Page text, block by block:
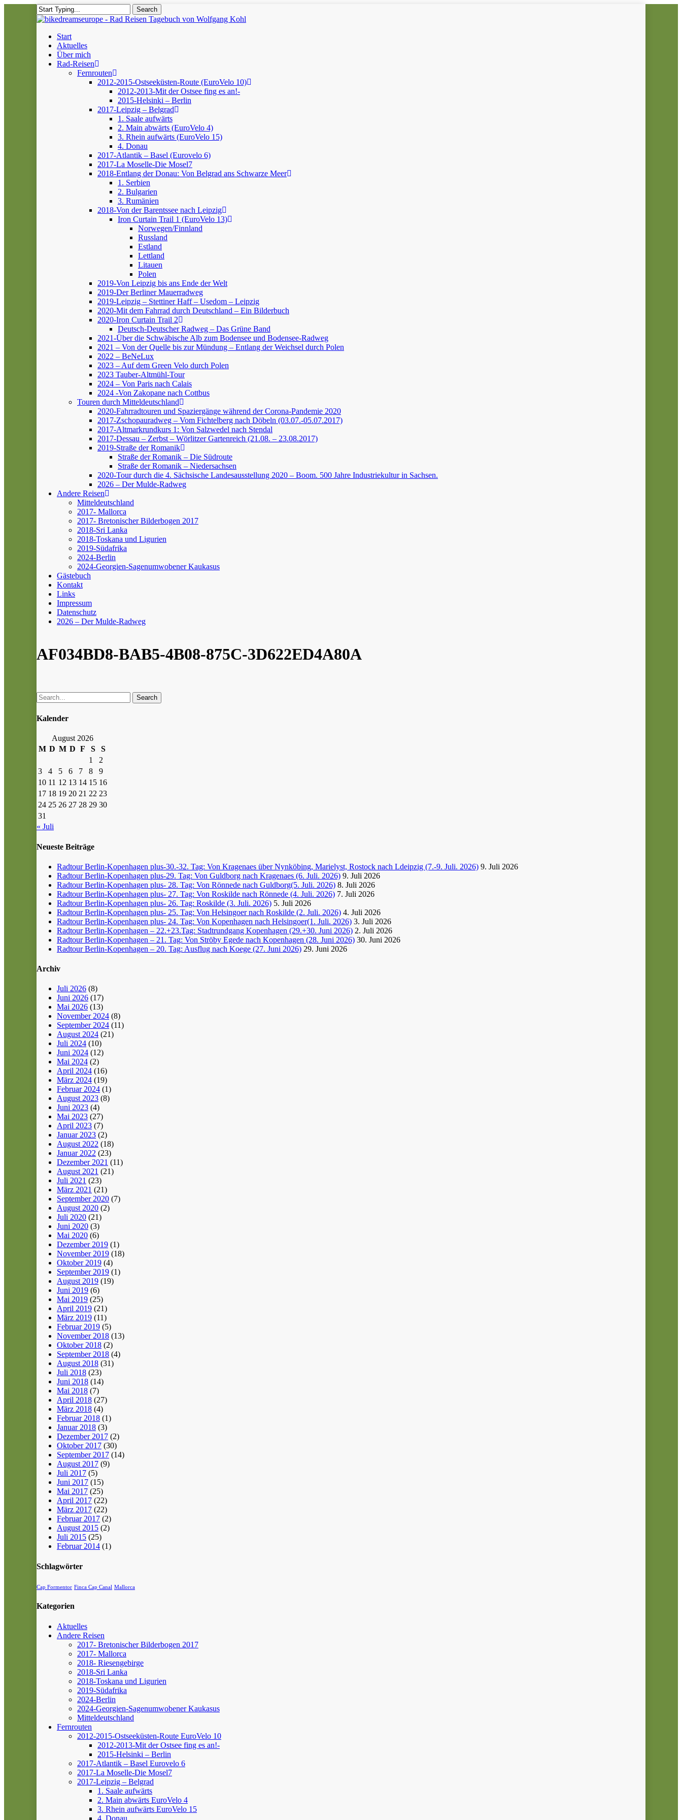
Search
Close
Menu
Start
Aktuelles
Über mich
Rad-Reisen
Fernrouten
2012-2015-Ostseeküsten-Route (EuroVelo 10)
2012-2013-Mit der Ostsee fing es an!-
2015-Helsinki – Berlin
2017-Leipzig – Belgrad
1. Saale aufwärts
2. Main abwärts (EuroVelo 4)
3. Rhein aufwärts (EuroVelo 15)
4. Donau
2017-Atlantik – Basel (Eurovelo 6)
2017-La Moselle-Die Mosel7
2018-Entlang der Donau: Von Belgrad ans Schwarze Meer
1. Serbien
2. Bulgarien
3. Rumänien
2018-Von der Barentssee nach Leipzig
Iron Curtain Trail 1 (EuroVelo 13)
Norwegen/Finnland
Russland
Estland
Lettland
Litauen
Polen
2019-Von Leipzig bis ans Ende der Welt
2019-Der Berliner Mauerradweg
2019-Leipzig – Stettiner Haff – Usedom – Leipzig
2020-Mit dem Fahrrad durch Deutschland – Ein Bilderbuch
2020-Iron Curtain Trail 2
Deutsch-Deutscher Radweg – Das Grüne Band
2021-Über die Schwäbische Alb zum Bodensee und Bodensee-Radweg
2021 – Von der Quelle bis zur Mündung – Entlang der Weichsel durch Polen
2022 – BeNeLux
2023 – Auf dem Green Velo durch Polen
2023 Tauber-Altmühl-Tour
2024 – Von Paris nach Calais
2024 -Von Zakopane nach Cottbus
Touren durch Mitteldeutschland
2020-Fahrradtouren und Spaziergänge während der Corona-Pandemie 2020
2017-Zschopauradweg – Vom Fichtelberg nach Döbeln (03.07.-05.07.2017)
2017-Altmarkrundkurs 1: Von Salzwedel nach Stendal
2017-Dessau – Zerbst – Wörlitzer Gartenreich (21.08. – 23.08.2017)
2019-Straße der Romanik
Straße der Romanik – Die Südroute
Straße der Romanik – Niedersachsen
2020-Tour durch die 4. Sächsische Landesausstellung 2020 – Boom. 500 Jahre Industriekultur in Sachsen.
2026 – Der Mulde-Radweg
Andere Reisen
Mitteldeutschland
2017- Mallorca
2017- Bretonischer Bilderbogen 2017
2018-Sri Lanka
2018-Toskana und Ligurien
2019-Südafrika
2024-Berlin
2024-Georgien-Sagenumwobener Kaukasus
Gästebuch
Kontakt
Links
Impressum
Datenschutz
2026 – Der Mulde-Radweg
AF034BD8-BAB5-4B08-875C-3D622ED4A80A
Search
Kalender
August 2026
M D M D F S
S
1
2
3
4 5 6 7 8
9
10 11 12 13 14 15 16
17 18 19 20 21 22 23
24 25 26 27 28 29 30
31
« Juli
Neueste Beiträge
Radtour Berlin-Kopenhagen plus-30.-32. Tag: Von Kragenaes über Nynköbing, Marielyst, Rostock nach Ldeipzig (7.-9. Juli. 2026) 9. Juli 2026
Radtour Berlin-Kopenhagen plus-29. Tag: Von Guldborg nach Kragenaes (6. Juli. 2026) 9. Juli 2026
Radtour Berlin-Kopenhagen plus- 28. Tag: Von Rönnede nach Guldborg(5. Juli. 2026) 8. Juli 2026
Radtour Berlin-Kopenhagen plus- 27. Tag: Von Roskilde nach Rönnede (4. Juli. 2026) 7. Juli 2026
Radtour Berlin-Kopenhagen plus- 26. Tag: Roskilde (3. Juli. 2026) 5. Juli 2026
Radtour Berlin-Kopenhagen plus- 25. Tag: Von Helsingoer nach Roskilde (2. Juli. 2026) 4. Juli 2026
Radtour Berlin-Kopenhagen plus- 24. Tag: Von Kopenhagen nach Helsingoer(1. Juli. 2026) 3. Juli 2026
Radtour Berlin-Kopenhagen – 22.+23.Tag: Stadtrundgang Kopenhagen (29.+30. Juni 2026) 2. Juli 2026
Radtour Berlin-Kopenhagen – 21. Tag: Von Ströby Egede nach Kopenhagen (28. Juni 2026) 30. Juni 2026
Radtour Berlin-Kopenhagen – 20. Tag: Ausflug nach Koege (27. Juni 2026) 29. Juni 2026
Archiv
Juli 2026 (8)
Juni 2026 (17)
Mai 2026 (13)
November 2024 (8)
September 2024 (11)
August 2024 (21)
Juli 2024 (10)
Juni 2024 (12)
Mai 2024 (2)
April 2024 (16)
März 2024 (19)
Februar 2024 (1)
August 2023 (8)
Juni 2023 (4)
Mai 2023 (27)
April 2023 (7)
Januar 2023 (2)
August 2022 (18)
Januar 2022 (23)
Dezember 2021 (11)
August 2021 (21)
Juli 2021 (23)
März 2021 (21)
September 2020 (7)
August 2020 (2)
Juli 2020 (21)
Juni 2020 (3)
Mai 2020 (6)
Dezember 2019 (1)
November 2019 (18)
Oktober 2019 (4)
September 2019 (1)
August 2019 (19)
Juni 2019 (6)
Mai 2019 (25)
April 2019 (21)
März 2019 (11)
Februar 2019 (5)
November 2018 (13)
Oktober 2018 (2)
September 2018 (4)
August 2018 (31)
Juli 2018 (23)
Juni 2018 (14)
Mai 2018 (7)
April 2018 (27)
März 2018 (4)
Februar 2018 (1)
Januar 2018 (3)
Dezember 2017 (2)
Oktober 2017 (30)
September 2017 (14)
August 2017 (9)
Juli 2017 (5)
Juni 2017 (15)
Mai 2017 (25)
April 2017 (22)
März 2017 (22)
Februar 2017 (2)
August 2015 (2)
Juli 2015 (25)
Februar 2014 (1)
Schlagwörter
Cap Formentor Finca Cap Canal Mallorca
Kategorien
Aktuelles
Andere Reisen
2017- Bretonischer Bilderbogen 2017
2017- Mallorca
2018- Riesengebirge
2018-Sri Lanka
2018-Toskana und Ligurien
2019-Südafrika
2024-Berlin
2024-Georgien-Sagenumwobener Kaukasus
Mitteldeutschland
Fernrouten
2012-2015-Ostseeküsten-Route EuroVelo 10
2012-2013-Mit der Ostsee fing es an!-
2015-Helsinki – Berlin
2017-Atlantik – Basel Eurovelo 6
2017-La Moselle-Die Mosel7
2017-Leipzig – Belgrad
1. Saale aufwärts
2. Main abwärts EuroVelo 4
3. Rhein aufwärts EuroVelo 15
4. Donau